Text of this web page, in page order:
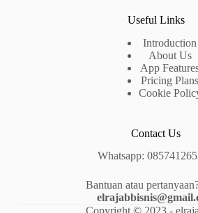
Useful Links
Introduction
About Us
App
Pricing Plans
Cookie
Contact Us
Whatsapp:
Bantuan atau